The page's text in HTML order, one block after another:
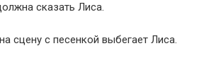
сказать Лиса.
сцену с песенкой выбегает Лиса.